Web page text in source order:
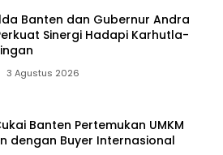
Banten dan Gubernur Andra
Sinergi Hadapi Karhutla-
3 Agustus 2026
Banten Pertemukan UMKM
dengan Buyer Internasional